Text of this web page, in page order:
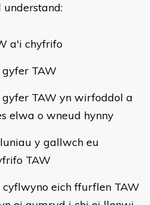
understand:
a'i chyfrifo
TAW
TAW yn wirfoddol a
elwa o wneud hynny
y gallwch eu
TAW
eich ffurflen TAW